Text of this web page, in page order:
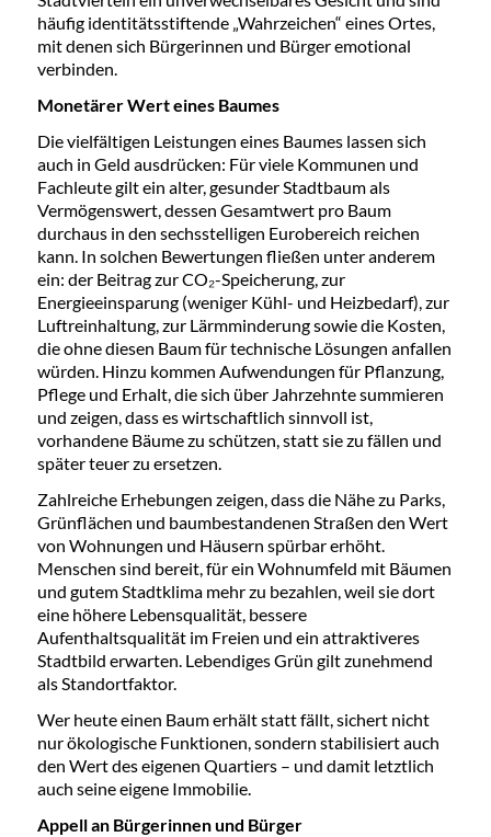
häufig identitätsstiftende „Wahrzeichen“ eines Ortes,
mit denen sich Bürgerinnen und Bürger emotional
verbinden.
Monetärer Wert eines Baumes
Die vielfältigen Leistungen eines Baumes lassen sich
auch in Geld ausdrücken: Für viele Kommunen und
Fachleute gilt ein alter, gesunder Stadtbaum als
Vermögenswert, dessen Gesamtwert pro Baum
durchaus in den sechsstelligen Eurobereich reichen
kann. In solchen Bewertungen fließen unter anderem
ein: der Beitrag zur CO₂-Speicherung, zur
Energieeinsparung (weniger Kühl- und Heizbedarf), zur
Luftreinhaltung, zur Lärmminderung sowie die Kosten,
die ohne diesen Baum für technische Lösungen anfallen
würden. Hinzu kommen Aufwendungen für Pflanzung,
Pflege und Erhalt, die sich über Jahrzehnte summieren
und zeigen, dass es wirtschaftlich sinnvoll ist,
vorhandene Bäume zu schützen, statt sie zu fällen und
später teuer zu ersetzen.
Zahlreiche Erhebungen zeigen, dass die Nähe zu Parks,
Grünflächen und baumbestandenen Straßen den Wert
von Wohnungen und Häusern spürbar erhöht.
Menschen sind bereit, für ein Wohnumfeld mit Bäumen
und gutem Stadtklima mehr zu bezahlen, weil sie dort
eine höhere Lebensqualität, bessere
Aufenthaltsqualität im Freien und ein attraktiveres
Stadtbild erwarten. Lebendiges Grün gilt zunehmend
als Standortfaktor.
Wer heute einen Baum erhält statt fällt, sichert nicht
nur ökologische Funktionen, sondern stabilisiert auch
den Wert des eigenen Quartiers – und damit letztlich
auch seine eigene Immobilie.
Appell an Bürgerinnen und Bürger